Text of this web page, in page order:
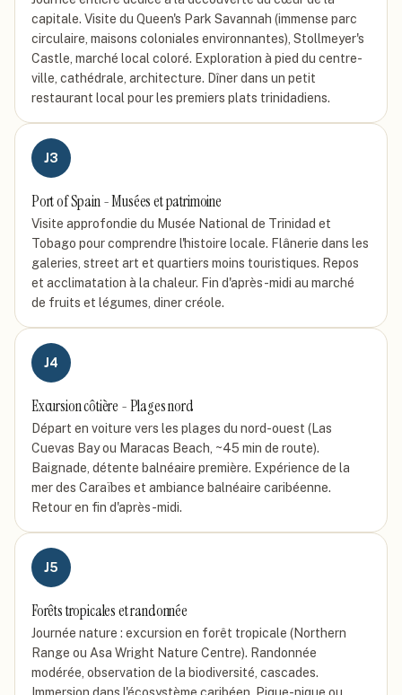
capitale. Visite du Queen's Park Savannah (immense parc
circulaire, maisons coloniales environnantes), Stollmeyer's
Castle, marché local coloré. Exploration à pied du centre-
ville, cathédrale, architecture. Dîner dans un petit
restaurant local pour les premiers plats trinidadiens.
J3
Port of Spain - Musées et patrimoine
Visite approfondie du Musée National de Trinidad et
Tobago pour comprendre l'histoire locale. Flânerie dans les
galeries, street art et quartiers moins touristiques. Repos
et acclimatation à la chaleur. Fin d'après-midi au marché
de fruits et légumes, diner créole.
J4
Excursion côtière - Plages nord
Départ en voiture vers les plages du nord-ouest (Las
Cuevas Bay ou Maracas Beach, ~45 min de route).
Baignade, détente balnéaire première. Expérience de la
mer des Caraïbes et ambiance balnéaire caribéenne.
Retour en fin d'après-midi.
J5
Forêts tropicales et randonnée
Journée nature : excursion en forêt tropicale (Northern
Range ou Asa Wright Nature Centre). Randonnée
modérée, observation de la biodiversité, cascades.